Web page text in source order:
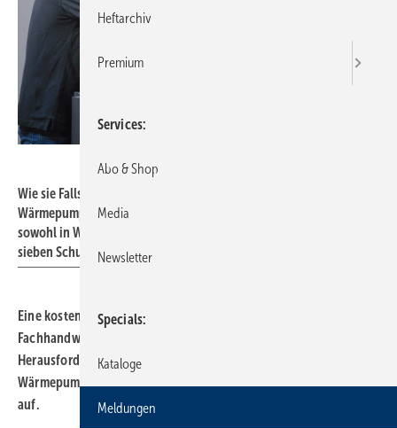
Wie sie Fallstricke bei Planung, Installation und Betrieb der
Wärmepumpe effizient umgehen können, erfahren Teilnehmende
sowohl in Webinaren als auch in Präsenz-Schulungen an insgesamt
sieben Schulungs-Standorten von Stiebel Eltron deutschlandweit.
Eine kostenlose Schulung von Stiebel Eltron vermittelt
Fachhandwerkern Einblicke in die 10 häufigsten
Herausforderungen bei Planung, Installation und Betrieb von
Wärmepumpenanlagen und zeigt Wege zur Fehlervermeidung
auf.
Heftarchiv
Premium
Services
Abo & Shop
Media
Newsletter
Specials
Kataloge
Meldungen